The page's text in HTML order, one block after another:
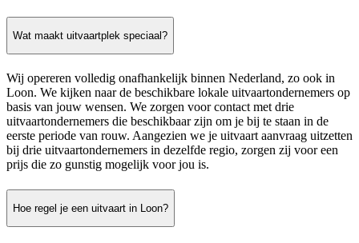
Wat maakt uitvaartplek speciaal?
Wij opereren volledig onafhankelijk binnen Nederland, zo ook in
Loon. We kijken naar de beschikbare lokale uitvaartondernemers op
basis van jouw wensen. We zorgen voor contact met drie
uitvaartondernemers die beschikbaar zijn om je bij te staan in de
eerste periode van rouw. Aangezien we je uitvaart aanvraag uitzetten
bij drie uitvaartondernemers in dezelfde regio, zorgen zij voor een
prijs die zo gunstig mogelijk voor jou is.
Hoe regel je een uitvaart in Loon?